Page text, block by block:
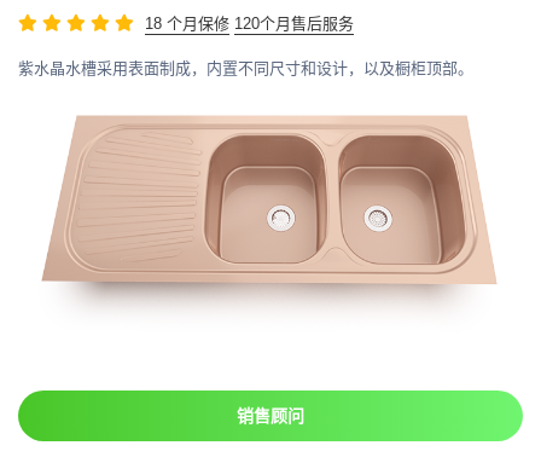
18 个月保修 120个月售后服务
紫水晶水槽采用表面制成，内置不同尺寸和设计，以及橱柜顶部。
销售顾问